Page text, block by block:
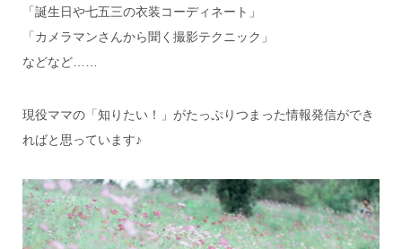
「誕生日や七五三の衣装コーディネート」
「カメラマンさんから聞く撮影テクニック」
などなど……
現役ママの「知りたい！」がたっぷりつまった情報発信ができ
ればと思っています♪